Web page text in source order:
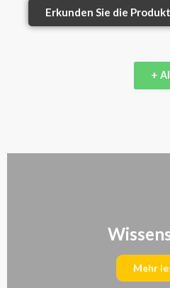
Erkunden Sie die
+
Mehr